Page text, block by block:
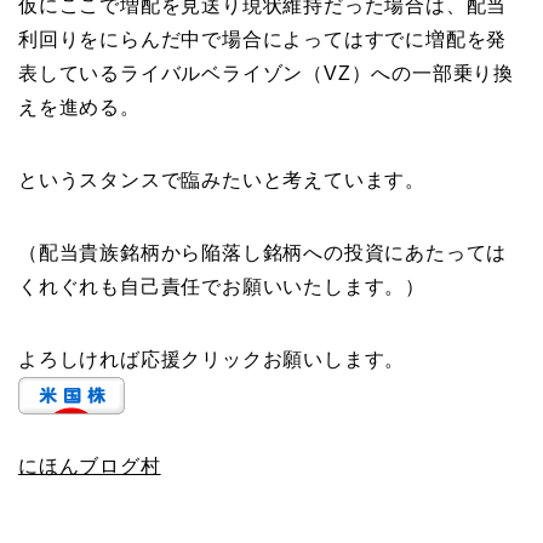
仮にここで増配を見送り現状維持だった場合は、配当
利回りをにらんだ中で場合によってはすでに増配を発
表しているライバルベライゾン（VZ）への一部乗り換
えを進める。
というスタンスで臨みたいと考えています。
（配当貴族銘柄から陥落し銘柄への投資にあたっては
くれぐれも自己責任でお願いいたします。）
よろしければ応援クリックお願いします。
にほんブログ村